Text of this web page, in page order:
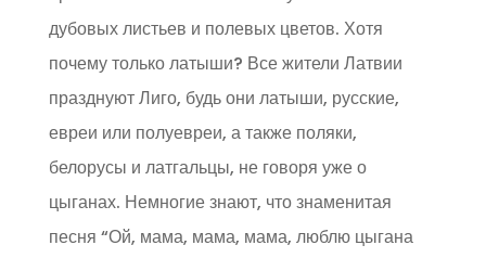
дубовых листьев и полевых цветов. Хотя
почему только латыши? Все жители Латвии
празднуют Лиго, будь они латыши, русские,
евреи или полуевреи, а также поляки,
белорусы и латгальцы, не говоря уже о
цыганах. Немногие знают, что знаменитая
песня “Ой, мама, мама, мама, люблю цыгана